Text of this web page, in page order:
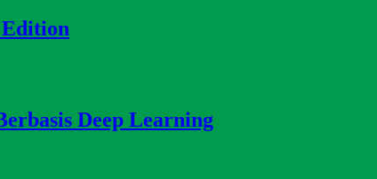
Deep Learning